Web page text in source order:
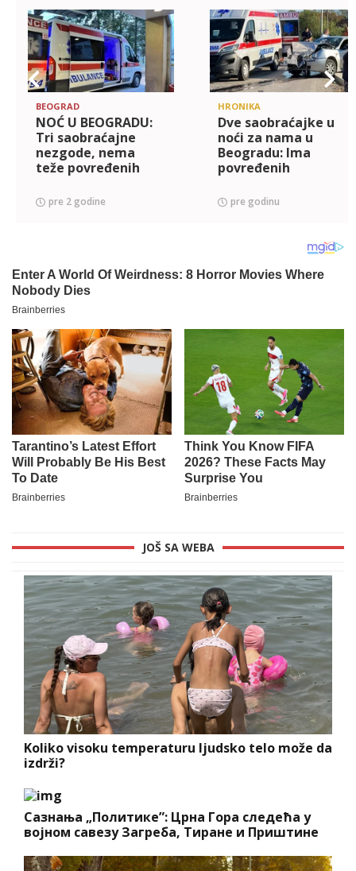
BEOGRAD
NOĆ U BEOGRADU:
Tri saobraćajne
nezgode, nema
teže povređenih
pre 2 godine
HRONIKA
Dve saobraćajke u
noći za nama u
Beogradu: Ima
povređenih
pre godinu
JOŠ SA WEBA
Koliko visoku temperaturu ljudsko telo može da
izdrži?
Сазнања „Политике”: Црна Гора следећа у
војном савезу Загреба, Тиране и Приштине